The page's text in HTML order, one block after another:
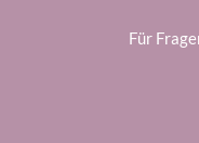
Für